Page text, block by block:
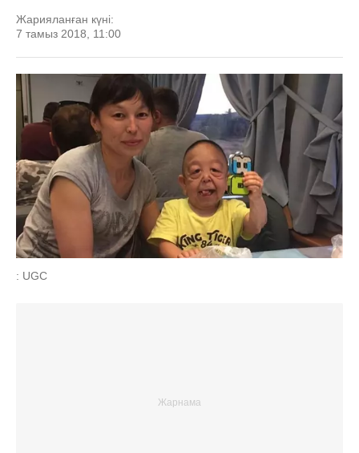
Жарияланған күні:
7 тамыз 2018, 11:00
: UGC